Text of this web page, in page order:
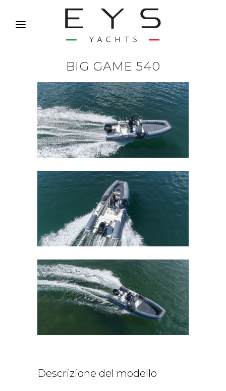
BIG GAME 540
Descrizione del modello